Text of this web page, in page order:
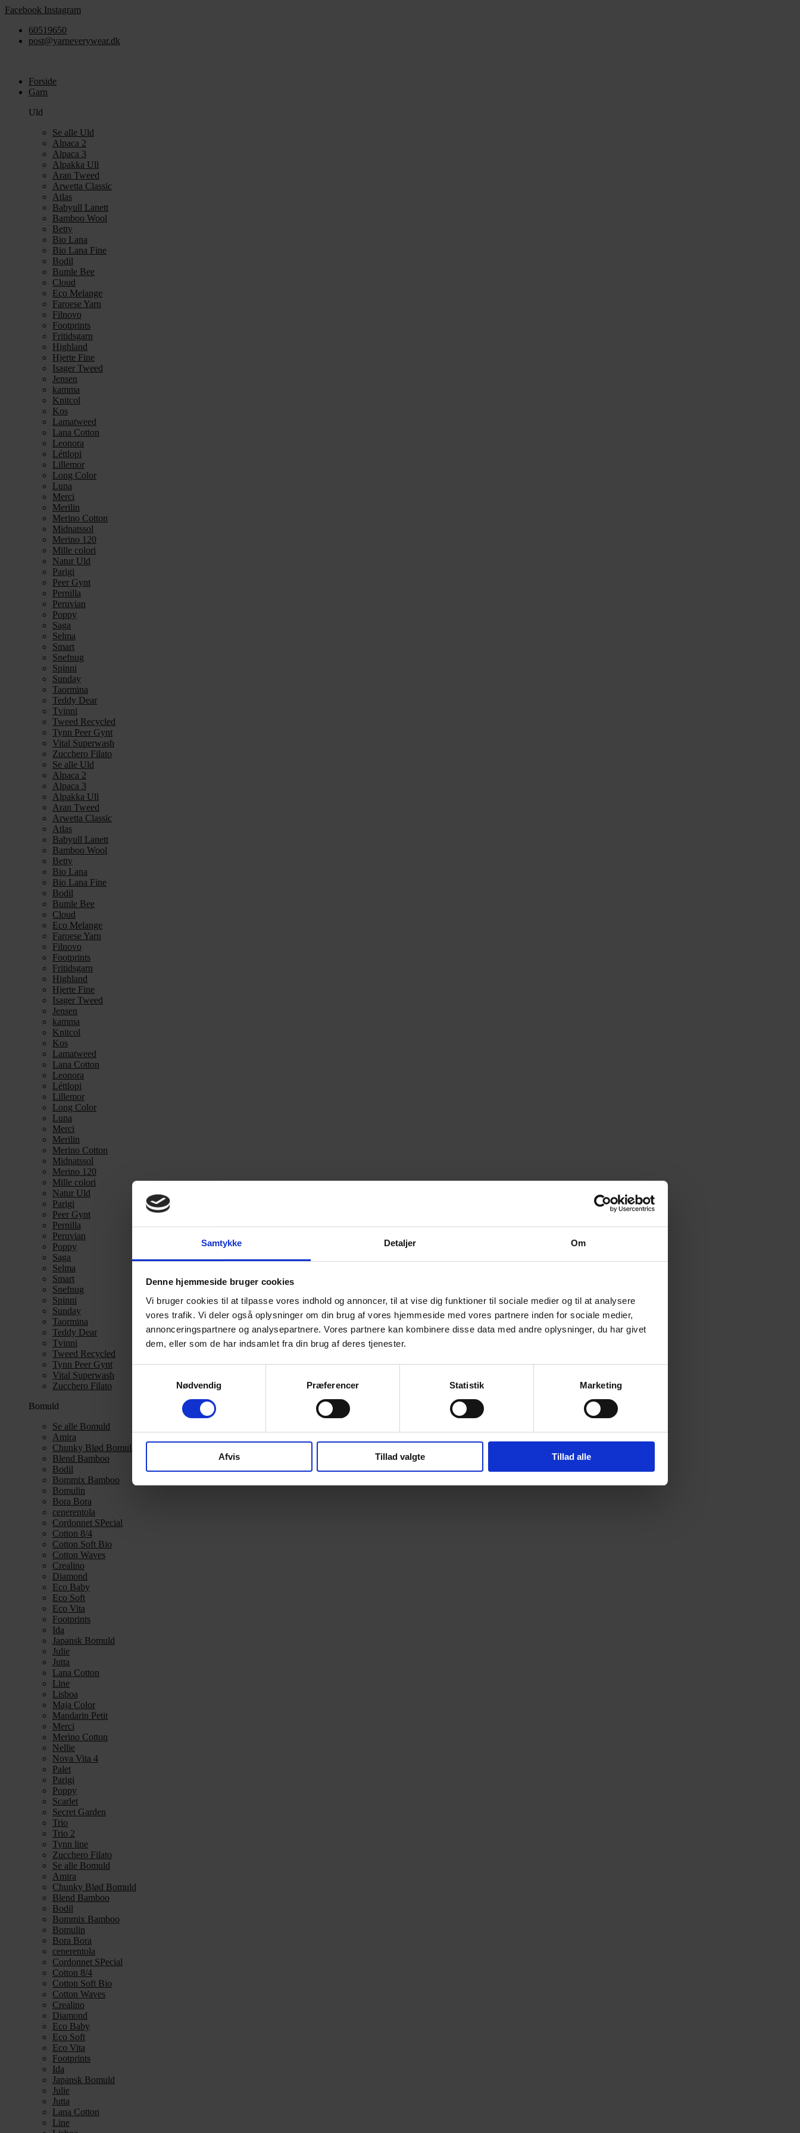
Samtykke Detaljer Om
Denne hjemmeside bruger cookies
Vi bruger cookies til at tilpasse vores indhold og annoncer, til at vise dig funktioner til sociale medier og til at analysere
vores trafik. Vi deler også oplysninger om din brug af vores hjemmeside med vores partnere inden for sociale medier,
annonceringspartnere og analysepartnere. Vores partnere kan kombinere disse data med andre oplysninger, du har givet
dem, eller som de har indsamlet fra din brug af deres tjenester.
Nødvendig
Præferencer Statistik Marketing
Afvis Tillad valgte Tillad alle
Videre
indhold
Facebook Instagram
60519650
post@yarneverywear.dk
Forside
Garn
Uld
Se alle Uld
Alpaca 2
Alpaca 3
Alpakka Ull
Aran Tweed
Arwetta Classic
Atlas
Babyull Lanett
Bamboo Wool
Betty
Bio Lana
Bio Lana Fine
Bodil
Bumle Bee
Cloud
Eco Melange
Faroese Yarn
Filnovo
Footprints
Fritidsgarn
Highland
Hjerte Fine
Isager Tweed
Jensen
kamma
Knitcol
Kos
Lamatweed
Lana Cotton
Leonora
Léttlopi
Lillemor
Long Color
Luna
Merci
Merilin
Merino Cotton
Midnatssol
Merino 120
Mille colori
Natur Uld
Parigi
Peer Gynt
Pernilla
Peruvian
Poppy
Saga
Selma
Smart
Snefnug
Spinni
Sunday
Taormina
Teddy Dear
Tvinni
Tweed Recycled
Tynn Peer Gynt
Vital Superwash
Zucchero Filato
Se alle Uld
Alpaca 2
Alpaca 3
Alpakka Ull
Aran Tweed
Arwetta Classic
Atlas
Babyull Lanett
Bamboo Wool
Betty
Bio Lana
Bio Lana Fine
Bodil
Bumle Bee
Cloud
Eco Melange
Faroese Yarn
Filnovo
Footprints
Fritidsgarn
Highland
Hjerte Fine
Isager Tweed
Jensen
kamma
Knitcol
Kos
Lamatweed
Lana Cotton
Leonora
Léttlopi
Lillemor
Long Color
Luna
Merci
Merilin
Merino Cotton
Midnatssol
Merino 120
Mille colori
Natur Uld
Parigi
Peer Gynt
Pernilla
Peruvian
Poppy
Saga
Selma
Smart
Snefnug
Spinni
Sunday
Taormina
Teddy Dear
Tvinni
Tweed Recycled
Tynn Peer Gynt
Vital Superwash
Zucchero Filato
Bomuld
Se alle Bomuld
Amira
Chunky Blød Bomuld
Blend Bamboo
Bodil
Bommix Bamboo
Bomulin
Bora Bora
cenerentola
Cordonnet SPecial
Cotton 8/4
Cotton Soft Bio
Cotton Waves
Crealino
Diamond
Eco Baby
Eco Soft
Eco Vita
Footprints
Ida
Japansk Bomuld
Julie
Jutta
Lana Cotton
Line
Lisboa
Maja Color
Mandarin Petit
Merci
Merino Cotton
Nellie
Nova Vita 4
Palet
Parigi
Poppy
Scarlet
Secret Garden
Trio
Trio 2
Tynn line
Zucchero Filato
Se alle Bomuld
Amira
Chunky Blød Bomuld
Blend Bamboo
Bodil
Bommix Bamboo
Bomulin
Bora Bora
cenerentola
Cordonnet SPecial
Cotton 8/4
Cotton Soft Bio
Cotton Waves
Crealino
Diamond
Eco Baby
Eco Soft
Eco Vita
Footprints
Ida
Japansk Bomuld
Julie
Jutta
Lana Cotton
Line